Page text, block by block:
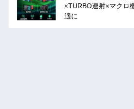
×TURBO連射×マクロ
適に